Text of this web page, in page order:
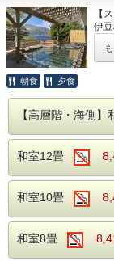
人
く
れ
は
い
予
さ
当
へ
さ
<チ
・
※夕
・
旬
さ
【
伊
東
き
な
飲
当
ニ
ト
当
へ
さ
家
朝食 夕食
【高層階・海側
和室12畳
和室10畳
和室8畳